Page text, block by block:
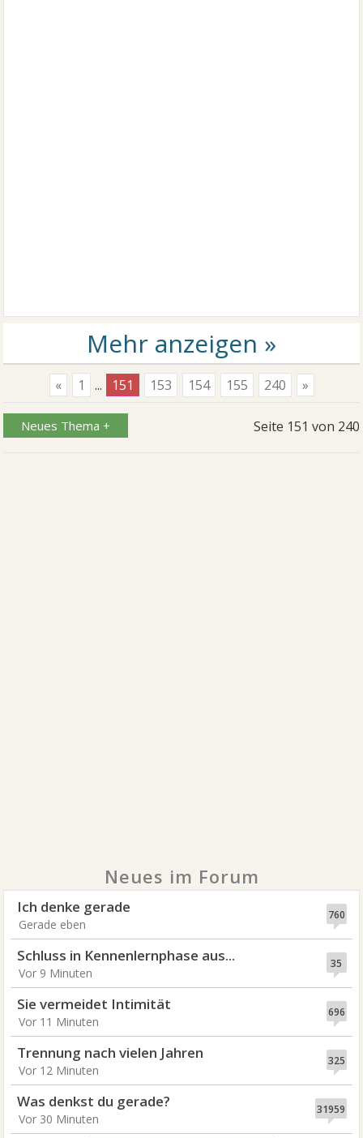
« 1 ... 151 153 154 155 240 »
Seite 151 von 240
Neues Thema +
Neues im Forum
760
Ich denke gerade
Gerade eben
35
Schluss in Kennenlernphase aus...
Vor 9 Minuten
696
Sie vermeidet Intimität
Vor 11 Minuten
325
Trennung nach vielen Jahren
Vor 12 Minuten
31959
Was denkst du gerade?
Vor 30 Minuten